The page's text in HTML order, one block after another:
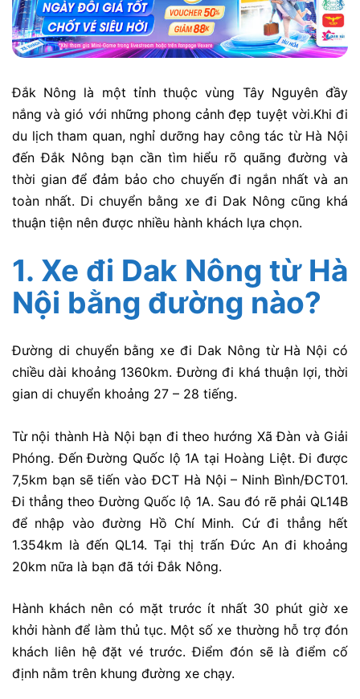
Đắk Nông là một tỉnh thuộc vùng Tây Nguyên đầy
nắng và gió với những phong cảnh đẹp tuyệt vời.Khi đi
du lịch tham quan, nghỉ dưỡng hay công tác từ Hà Nội
đến Đắk Nông bạn cần tìm hiểu rõ quãng đường và
thời gian để đảm bảo cho chuyến đi ngắn nhất và an
toàn nhất. Di chuyển bằng xe đi Dak Nông cũng khá
thuận tiện nên được nhiều hành khách lựa chọn.
1. Xe đi Dak Nông từ Hà
Nội bằng đường nào?
Đường di chuyển bằng xe đi Dak Nông từ Hà Nội có
chiều dài khoảng 1360km. Đường đi khá thuận lợi, thời
gian di chuyển khoảng 27 – 28 tiếng.
Từ nội thành Hà Nội bạn đi theo hướng Xã Đàn và Giải
Phóng. Đến Đường Quốc lộ 1A tại Hoàng Liệt. Đi được
7,5km bạn sẽ tiến vào ĐCT Hà Nội – Ninh Bình/ĐCT01.
Đi thẳng theo Đường Quốc lộ 1A. Sau đó rẽ phải QL14B
để nhập vào đường Hồ Chí Minh. Cứ đi thẳng hết
1.354km là đến QL14. Tại thị trấn Đức An đi khoảng
20km nữa là bạn đã tới Đắk Nông.
Hành khách nên có mặt trước ít nhất 30 phút giờ xe
khởi hành để làm thủ tục. Một số xe thường hỗ trợ đón
khách liên hệ đặt vé trước. Điểm đón sẽ là điểm cố
định nằm trên khung đường xe chạy.